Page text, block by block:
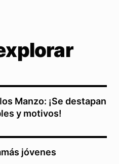
Manzo: ¡Se destapan
y motivos!
jóvenes